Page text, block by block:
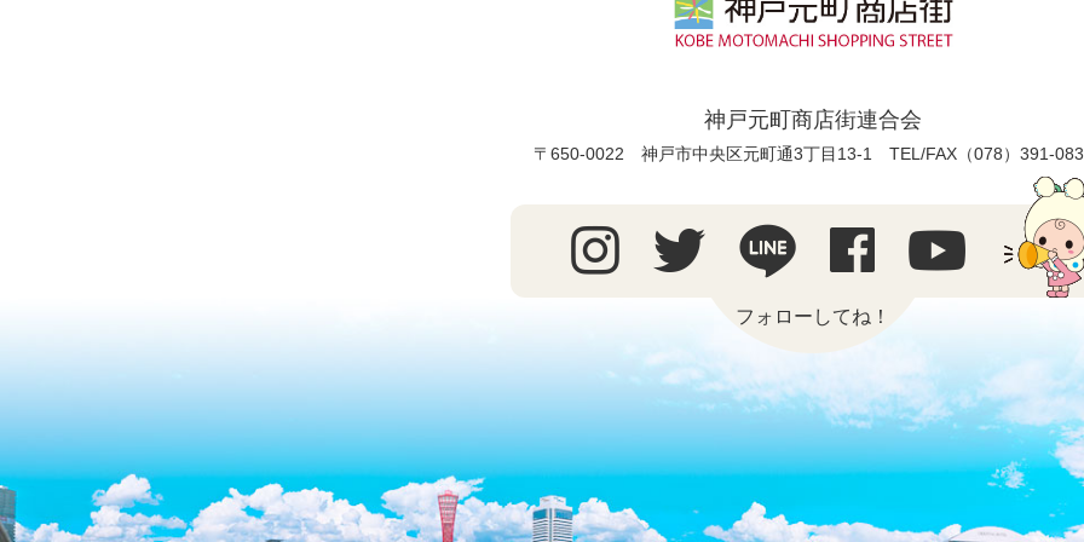
神戸元町商店街連合会
〒650-0022 神戸市中央区元町通3丁目13-1 TEL/FAX（078）391-
フォローしてね！